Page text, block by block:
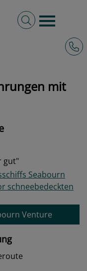
Burger
Volltextsuche
mit
gut
Venture